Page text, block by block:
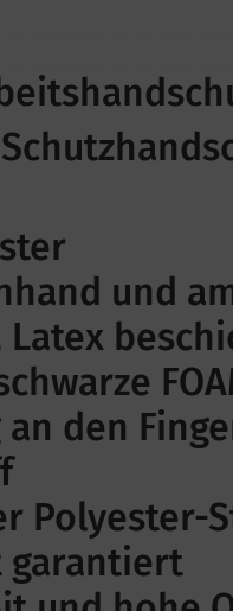
und
Latex
den
Polyester-
garantiert